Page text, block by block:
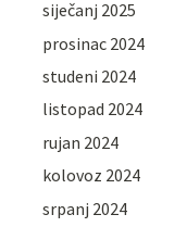
siječanj 2025
prosinac 2024
studeni 2024
listopad 2024
rujan 2024
kolovoz 2024
srpanj 2024